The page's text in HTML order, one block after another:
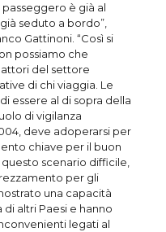
è già al
seduto a bordo”,
Gattinoni. “Così si
possiamo che
del settore
di chi viaggia. Le
essere al di sopra della
di vigilanza
deve adoperarsi per
chiave per il buon
scenario difficile,
per gli
una capacità
altri Paesi e hanno
legati al